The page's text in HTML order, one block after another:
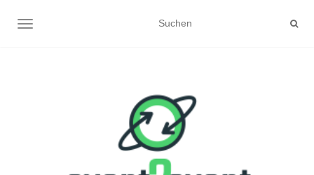
NAVIGATION UMSCHALTEN